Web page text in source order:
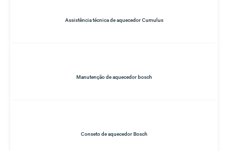
Assistência técnica de aquecedor Cumulus
Manutenção de aquecedor bosch
Conseto de aquecedor Bosch